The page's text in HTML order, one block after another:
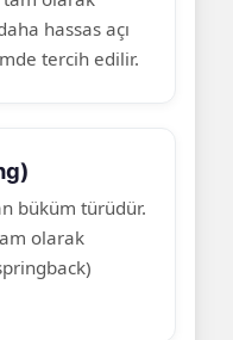
hassas açı
tercih edilir.
büküm türüdür.
olarak